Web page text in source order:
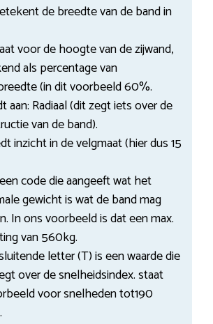
de breedte van de band in
voor de hoogte van de zijwand,
als percentage van
(in dit voorbeeld 60%.
aan: Radiaal (dit zegt iets over de
van de band).
inzicht in de velgmaat (hier dus 15
code die aangeeft wat het
gewicht is wat de band mag
In ons voorbeeld is dat een max.
van 560kg.
letter (T) is een waarde die
over de snelheidsindex. staat
voor snelheden tot190